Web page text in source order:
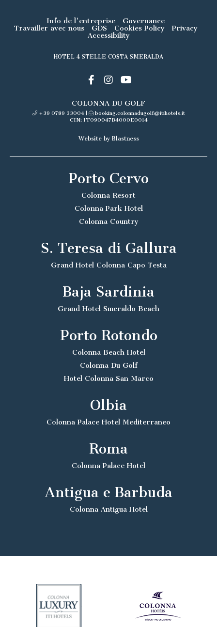
Info de l'entreprise
Governance
Travailler avec nous
GDS Cookies Policy
Privacy
Accessibility
HOTEL 4 STELLE COSTA SMERALDA
COLONNA DU GOLF
+39 0789 33004|
booking.colonnadugolf@itihotels.it
CIN: IT090047B4000E0014
Website by Blastness
Porto Cervo
Colonna Resort
Colonna Park Hotel
Colonna Country
S. Teresa di Gallura
Grand Hotel Colonna Capo Testa
Baja Sardinia
Grand Hotel Smeraldo Beach
Porto Rotondo
Colonna Beach Hotel
Colonna Du Golf
Hotel Colonna San Marco
Olbia
Colonna Palace Hotel Mediterraneo
Roma
Colonna Palace Hotel
Antigua e Barbuda
Colonna Antigua Hotel